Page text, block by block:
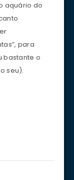
aquário do
para
bastante o
seu).